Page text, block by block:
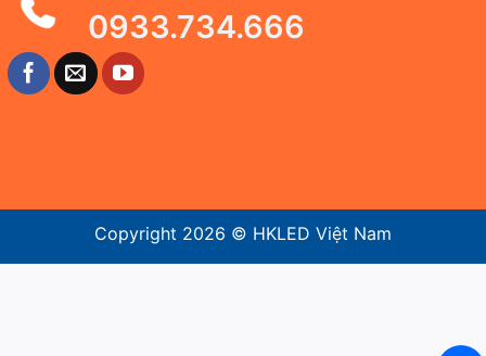
0933.734.666
Copyright 2026 © HKLED Việt Nam